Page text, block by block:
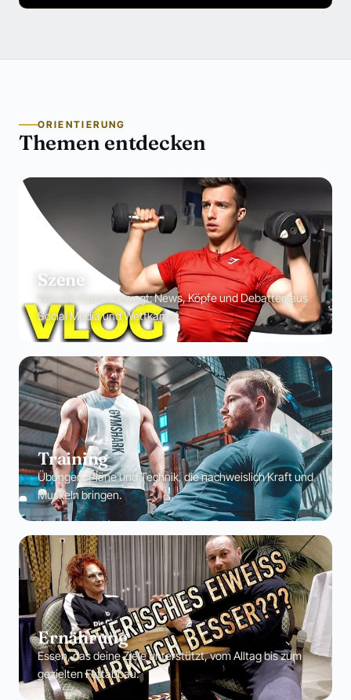
ORIENTIERUNG
Themen entdecken
Szene
Was die Szene bewegt: News, Köpfe und Debatten aus
Social Media und Wettkampf.
Training
Übungen, Pläne und Technik, die nachweislich Kraft und
Muskeln bringen.
Ernährung
Essen, das deine Ziele unterstützt, vom Alltag bis zum
gezielten Fettabbau.